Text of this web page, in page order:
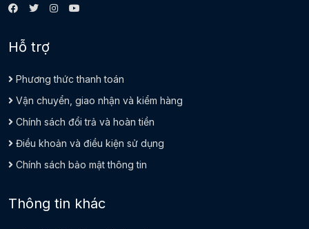
Hỗ trợ
Phương thức thanh toán
Vận chuyển, giao nhận và kiểm hàng
Chính sách đổi trả và hoàn tiền
Điều khoản và điều kiện sử dụng
Chính sách bảo mật thông tin
Thông tin khác